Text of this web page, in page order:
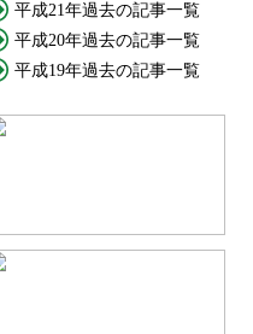
平成21年過去の記事一覧
平成20年過去の記事一覧
平成19年過去の記事一覧